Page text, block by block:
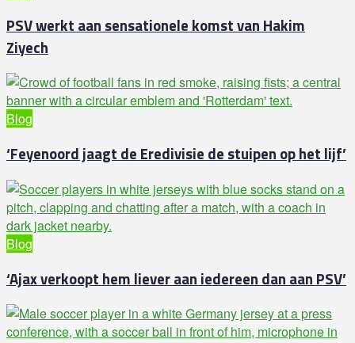
PSV werkt aan sensationele komst van Hakim
Ziyech
Blog
‘Feyenoord jaagt de Eredivisie de stuipen op het lijf’
Blog
‘Ajax verkoopt hem liever aan iedereen dan aan PSV’